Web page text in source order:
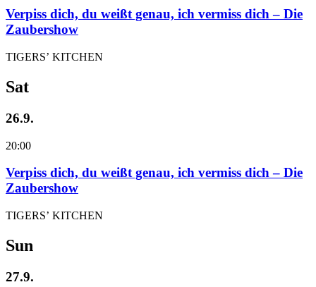
Verpiss dich, du weißt genau, ich vermiss dich – Die
Zaubershow
TIGERS’ KITCHEN
Sat
26.9.
20:00
Verpiss dich, du weißt genau, ich vermiss dich – Die
Zaubershow
TIGERS’ KITCHEN
Sun
27.9.